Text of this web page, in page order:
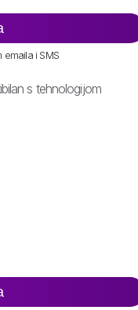
i SMS
s tehnologijom